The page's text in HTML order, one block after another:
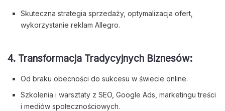
Skuteczna strategia sprzedaży, optymalizacja ofert,
wykorzystanie reklam Allegro.
4. Transformacja Tradycyjnych Biznesów:
Od braku obecności do sukcesu w świecie online.
Szkolenia i warsztaty z SEO, Google Ads, marketingu treści
i mediów społecznościowych.